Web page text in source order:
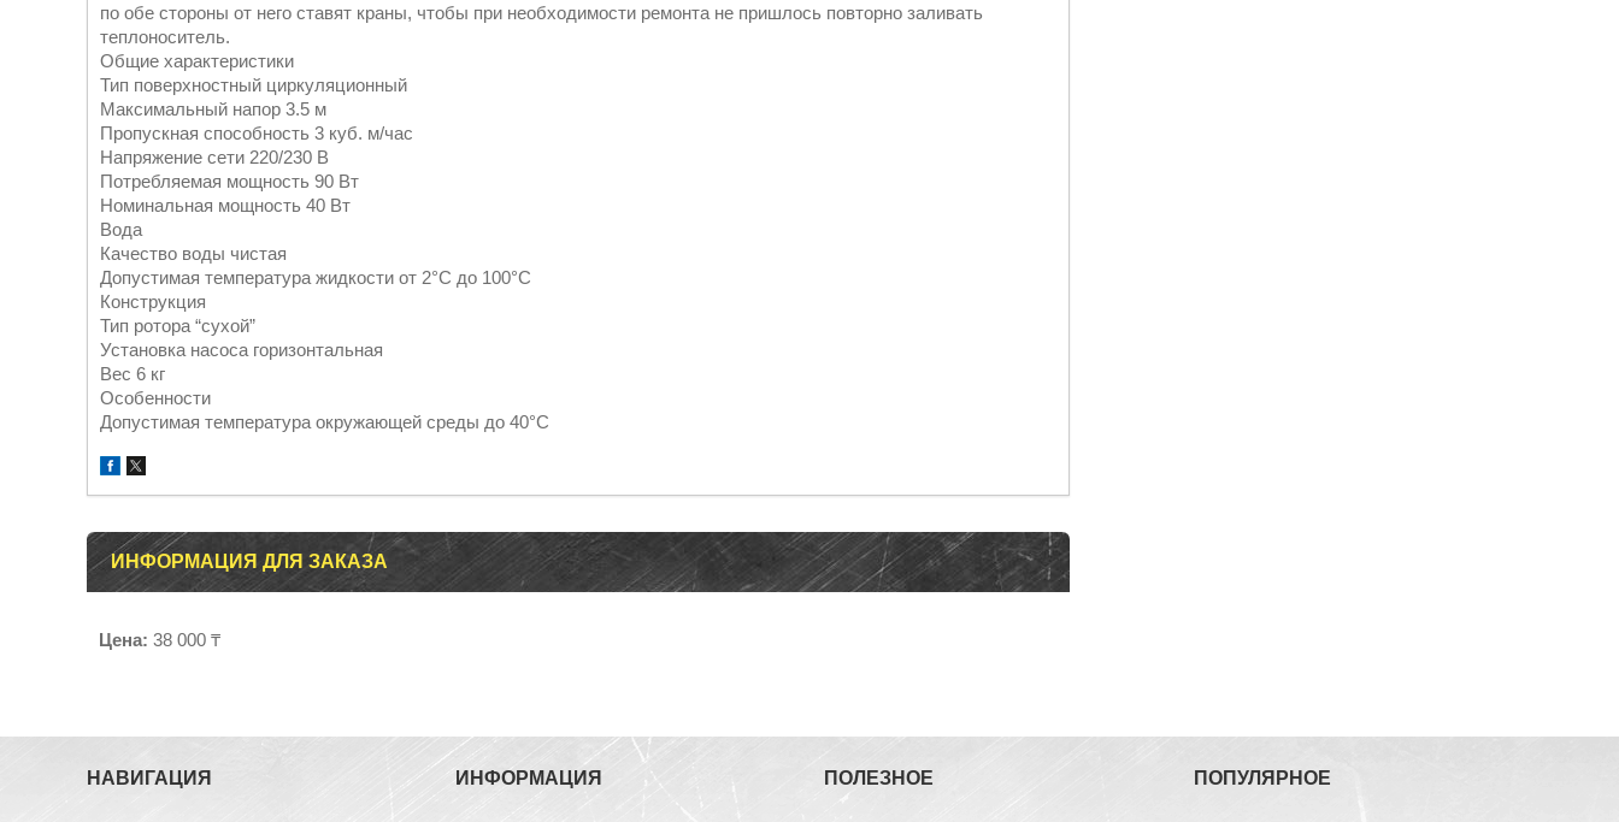
по обе стороны от него ставят краны, чтобы при необходимости ремонта не пришлось повторно заливать
теплоноситель.
Общие характеристики
Тип поверхностный циркуляционный
Максимальный напор 3.5 м
Пропускная способность 3 куб. м/час
Напряжение сети 220/230 В
Потребляемая мощность 90 Вт
Номинальная мощность 40 Вт
Вода
Качество воды чистая
Допустимая температура жидкости от 2°C до 100°C
Конструкция
Тип ротора “сухой”
Установка насоса горизонтальная
Вес 6 кг
Особенности
Допустимая температура окружающей среды до 40°C
ИНФОРМАЦИЯ ДЛЯ ЗАКАЗА
Цена: 38 000 ₸
НАВИГАЦИЯ ИНФОРМАЦИЯ ПОЛЕЗНОЕ ПОПУЛЯРНОЕ